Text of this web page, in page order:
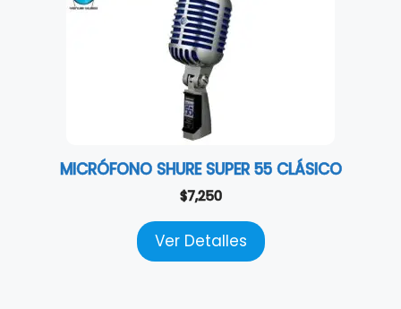
MICRÓFONO SHURE SUPER 55 CLÁSICO
$7,250
Ver Detalles